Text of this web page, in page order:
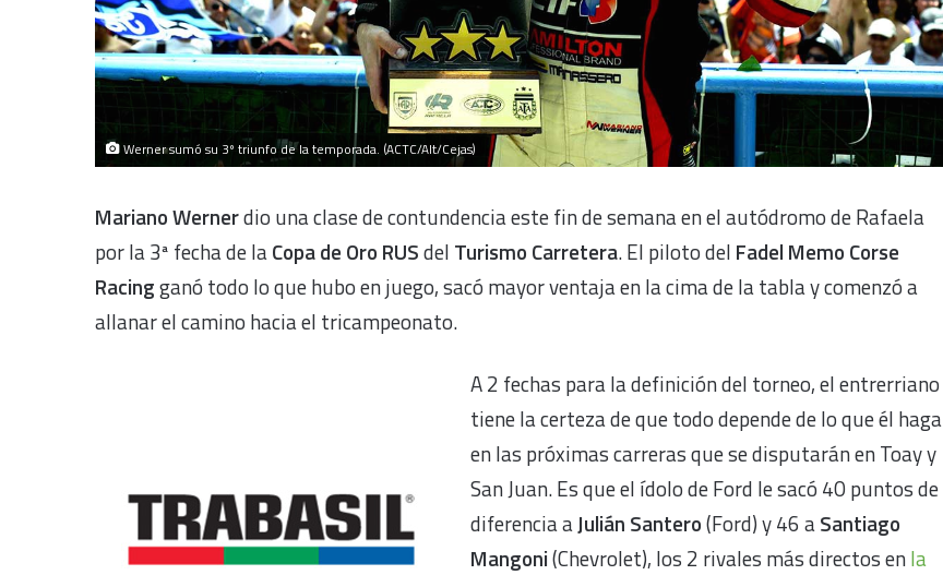
Werner sumó su 3º triunfo de la temporada. (ACTC/Alt/Cejas)
Mariano Wernerdio una clase de contundencia este fin de semana en el autódromo de Rafaela
por la 3ª fecha de laCopa de Oro RUSdel Turismo Carretera. El piloto del Fadel Memo Corse
Racingganó todo lo que hubo en juego, sacó mayor ventaja en la cima de la tabla y comenzó a
allanar el camino hacia el tricampeonato.
A 2 fechas para la definición del torneo, el entrerriano
tiene la certeza de que todo depende de lo que él haga
en las próximas carreras que se disputarán en Toay y
San Juan. Es que el ídolo de Ford le sacó 40 puntos de
diferencia aJulián Santero(Ford) y 46 aSantiago
Mangoni(Chevrolet), los 2 rivales más directos enla